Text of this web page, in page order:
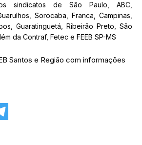
sindicatos de São Paulo, ABC,
Sorocaba, Franca, Campinas,
Guaratinguetá, Ribeirão Preto, São
da Contraf, Fetec e FEEB SP-MS
Santos e Região com informações